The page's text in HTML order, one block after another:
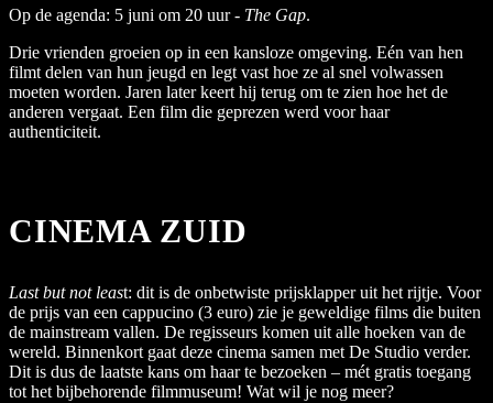
Op de agenda: 5 juni om 20 uur - The Gap.
Drie vrienden groeien op in een kansloze omgeving. Eén van hen
filmt delen van hun jeugd en legt vast hoe ze al snel volwassen
moeten worden. Jaren later keert hij terug om te zien hoe het de
anderen vergaat. Een film die geprezen werd voor haar
authenticiteit.
CINEMA ZUID
Last but not least: dit is de onbetwiste prijsklapper uit het rijtje. Voor
de prijs van een cappucino (3 euro) zie je geweldige films die buiten
de mainstream vallen. De regisseurs komen uit alle hoeken van de
wereld. Binnenkort gaat deze cinema samen met De Studio verder.
Dit is dus de laatste kans om haar te bezoeken – mét gratis toegang
tot het bijbehorende filmmuseum! Wat wil je nog meer?